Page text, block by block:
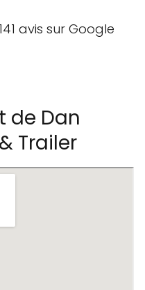
avis sur Google
de Dan
Trailer